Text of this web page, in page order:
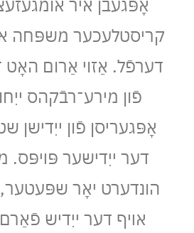
אָפּגעבן איר
קריסטלעכער משפּחה
דערפֿל. אַזוי אַרום
פֿון מירע־רבֿקהס
אָפּגעריסן פֿון ייִדישן
דער ייִדישער פּױפּס.
אױף דער ייִדיש